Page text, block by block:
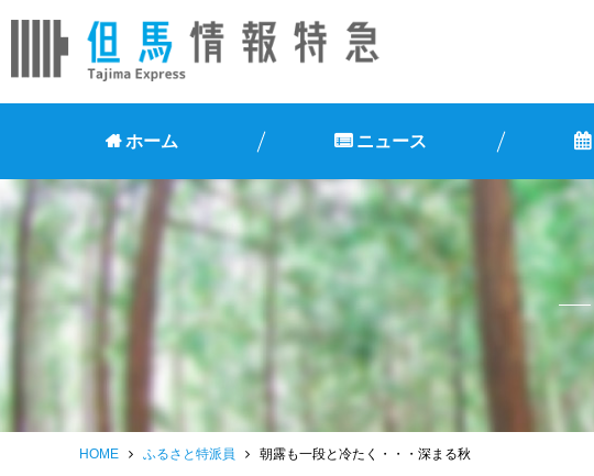
ホーム ニュース
HOME ふるさと特派員 朝露も一段と冷たく・・・深まる秋